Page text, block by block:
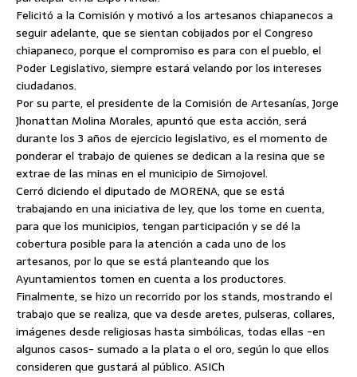
Felicitó a la Comisión y motivó a los artesanos chiapanecos a
seguir adelante, que se sientan cobijados por el Congreso
chiapaneco, porque el compromiso es para con el pueblo, el
Poder Legislativo, siempre estará velando por los intereses
ciudadanos.
Por su parte, el presidente de la Comisión de Artesanías, Jorge
Jhonattan Molina Morales, apuntó que esta acción, será
durante los 3 años de ejercicio legislativo, es el momento de
ponderar el trabajo de quienes se dedican a la resina que se
extrae de las minas en el municipio de Simojovel.
Cerró diciendo el diputado de MORENA, que se está
trabajando en una iniciativa de ley, que los tome en cuenta,
para que los municipios, tengan participación y se dé la
cobertura posible para la atención a cada uno de los
artesanos, por lo que se está planteando que los
Ayuntamientos tomen en cuenta a los productores.
Finalmente, se hizo un recorrido por los stands, mostrando el
trabajo que se realiza, que va desde aretes, pulseras, collares,
imágenes desde religiosas hasta simbólicas, todas ellas -en
algunos casos- sumado a la plata o el oro, según lo que ellos
consideren que gustará al público. ASICh